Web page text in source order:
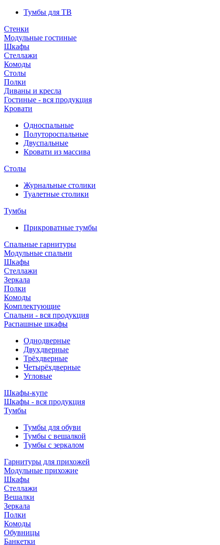
Тумбы для ТВ
Стенки
Модульные гостиные
Шкафы
Стеллажи
Комоды
Столы
Полки
Диваны и кресла
Гостиные - вся продукция
Кровати
Односпальные
Полутороспальные
Двуспальные
Кровати из массива
Столы
Журнальные столики
Туалетные столики
Тумбы
Прикроватные тумбы
Спальные гарнитуры
Модульные спальни
Шкафы
Стеллажи
Зеркала
Полки
Комоды
Комплектующие
Спальни - вся продукция
Распашные шкафы
Однодверные
Двухдверные
Трёхдверные
Четырёхдверные
Угловые
Шкафы-купе
Шкафы - вся продукция
Тумбы
Тумбы для обуви
Тумбы с вешалкой
Тумбы с зеркалом
Гарнитуры для прихожей
Модульные прихожие
Шкафы
Стеллажи
Вешалки
Зеркала
Полки
Комоды
Обувницы
Банкетки